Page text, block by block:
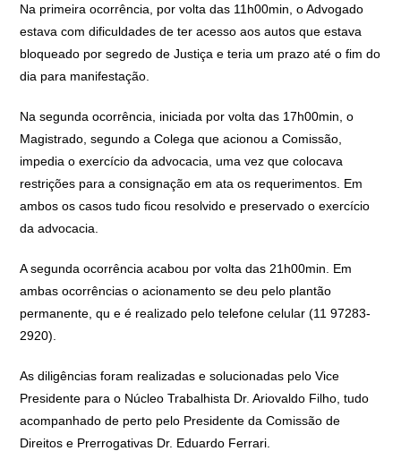
Na primeira ocorrência, por volta das 11h00min, o Advogado
estava com dificuldades de ter acesso aos autos que estava
bloqueado por segredo de Justiça e teria um prazo até o fim do
dia para manifestação.
Na segunda ocorrência, iniciada por volta das 17h00min, o
Magistrado, segundo a Colega que acionou a Comissão,
impedia o exercício da advocacia, uma vez que colocava
restrições para a consignação em ata os requerimentos. Em
ambos os casos tudo ficou resolvido e preservado o exercício
da advocacia.
A segunda ocorrência acabou por volta das 21h00min. Em
ambas ocorrências o acionamento se deu pelo plantão
permanente, qu e é realizado pelo telefone celular (11 97283-
2920).
As diligências foram realizadas e solucionadas pelo Vice
Presidente para o Núcleo Trabalhista Dr. Ariovaldo Filho, tudo
acompanhado de perto pelo Presidente da Comissão de
Direitos e Prerrogativas Dr. Eduardo Ferrari.